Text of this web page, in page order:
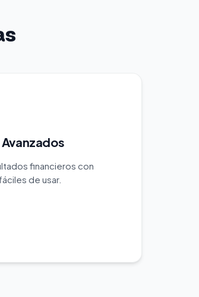
financieros con
de usar.